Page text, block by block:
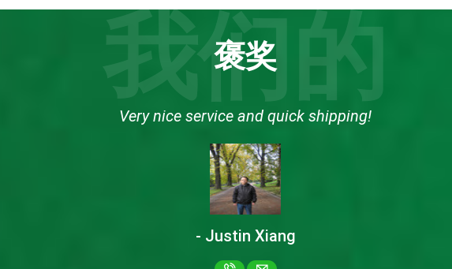
我们的
褒奖
Its easy to order Sofosvel from this company. Very trustful, and
company which cares a lot for their customer. I received my parcel
Philippines after 7days.
- Klaus Scholz